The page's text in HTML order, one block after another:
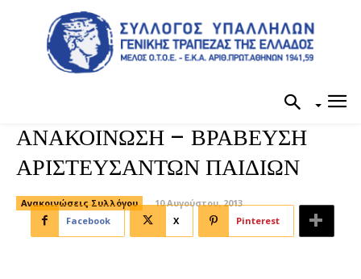
ΑΝΑΚΟΙΝΩΣΗ – ΒΡΑΒΕΥΣΗ
ΑΡΙΣΤΕΥΣΑΝΤΩΝ ΠΑΙΔΙΩΝ
Ανακοινώσεις Συλλόγου
10 Αυγούστου, 2013
Facebook
X Pinterest